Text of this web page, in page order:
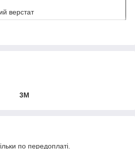
верстат
3М
по передоплаті.